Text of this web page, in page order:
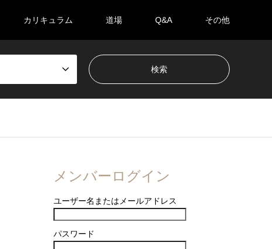
カリキュラム 道場 Q&A その他
メンバーログイン
ユーザー名またはメールアドレス
パスワード